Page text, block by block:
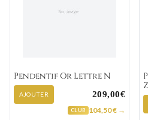
Pendentif Or Lettre N
AJOUTER 209,00€
CLUB 104,50 € →